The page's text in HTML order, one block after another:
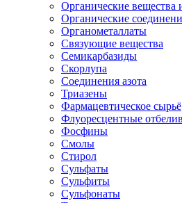
Органические вещества
Органические
Органометаллаты
Связующие вещества
Семикарбазиды
Скорлупа
Соединения азота
Триазены
Фармацевтическое сырьё
Флуоресцентные
Фосфины
Смолы
Стирол
Сульфаты
Сульфиты
Сульфонаты